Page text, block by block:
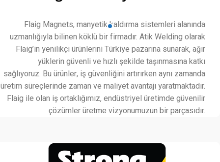
Flaig Magnets, manyetik kaldırma sistemleri alanında
uzmanlığıyla bilinen köklü bir firmadır. Atik Welding olarak
Flaig’in yenilikçi ürünlerini Türkiye pazarına sunarak, ağır
yüklerin güvenli ve hızlı şekilde taşınmasına katkı
sağlıyoruz. Bu ürünler, iş güvenliğini artırırken aynı zamanda
üretim süreçlerinde zaman ve maliyet avantajı yaratmaktadır.
Flaig ile olan iş ortaklığımız, endüstriyel üretimde güvenilir
çözümler üretme vizyonumuzun bir parçasıdır.